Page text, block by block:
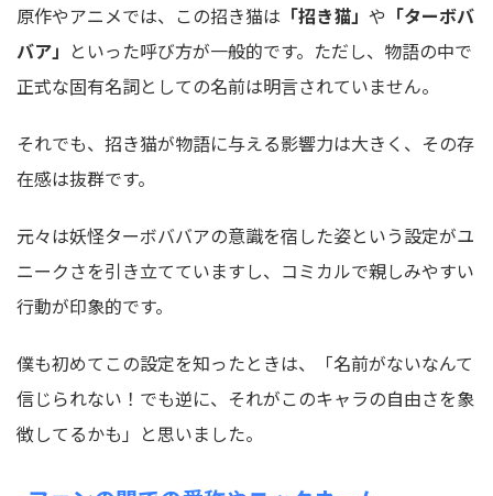
原作やアニメでは、この招き猫は 「招き猫」 や 「ターボバ
バア」 といった呼び方が一般的です。ただし、物語の中で
正式な固有名詞としての名前は明言されていません。
それでも、招き猫が物語に与える影響力は大きく、その存
在感は抜群です。
元々は妖怪ターボババアの意識を宿した姿という設定がユ
ニークさを引き立てていますし、コミカルで親しみやすい
行動が印象的です。
僕も初めてこの設定を知ったときは、「名前がないなんて
信じられない！でも逆に、それがこのキャラの自由さを象
徴してるかも」と思いました。